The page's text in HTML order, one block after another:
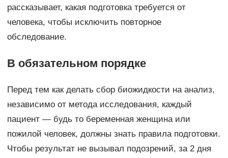
рассказывает, какая подготовка требуется от
человека, чтобы исключить повторное
обследование.
В обязательном порядке
Перед тем как делать сбор биожидкости на анализ,
независимо от метода исследования, каждый
пациент — будь то беременная женщина или
пожилой человек, должны знать правила подготовки.
Чтобы результат не вызывал подозрений, за 2 дня